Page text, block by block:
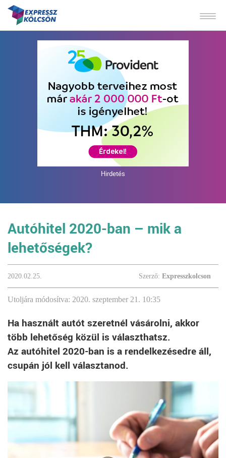
Hirdetés
Autóhitel 2020-ban – mik a
lehetőségek?
2020.02.25. Szerző: Expresszkolcson
Utoljára módosítva: 2020. szeptember 21. 10:35
Ha használt autót szeretnél vásárolni, akkor
több lehetőség közül is választhatsz.
Az autóhitel 2020-ban is a rendelkezésedre áll,
csupán jól kell választanod.